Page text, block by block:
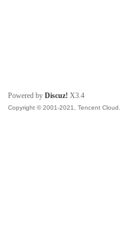
Powered byDiscuz! X3.4
Copyright © 2001-2021, Tencent Cloud.